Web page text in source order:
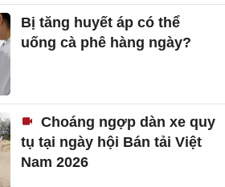
Bị tăng huyết áp có thể
uống cà phê hàng ngày?
Choáng ngợp dàn xe quy
tụ tại ngày hội Bán tải Việt
Nam 2026